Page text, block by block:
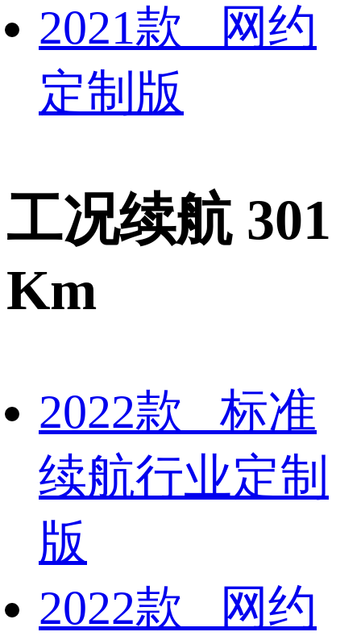
2021款 网约
定制版
工况续航 301
Km
2022款 标准
续航行业定制
版
2022款 网约